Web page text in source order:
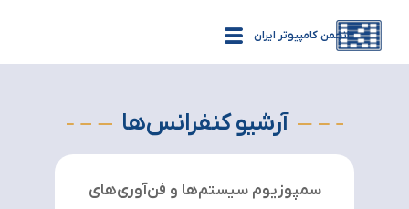
انجمن کامپیوتر ایران
آرشیو کنفرانس‌ها
سمپوزیوم سیستم‌ها و فن‌آوری‌های